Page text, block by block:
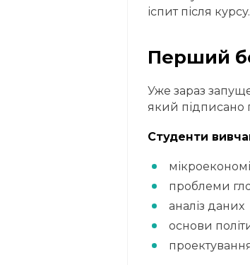
іспит після курсу.
Перший
Уже зараз
який підписано
Студенти
проблеми
аналіз даних
основи